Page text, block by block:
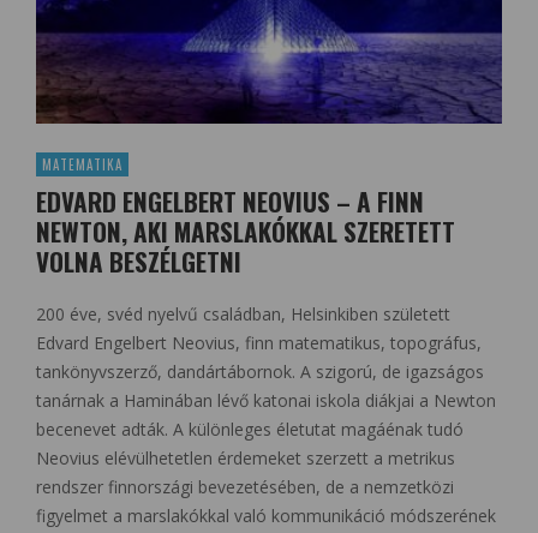
MATEMATIKA
EDVARD ENGELBERT NEOVIUS – A FINN
NEWTON, AKI MARSLAKÓKKAL SZERETETT
VOLNA BESZÉLGETNI
200 éve, svéd nyelvű családban, Helsinkiben született
Edvard Engelbert Neovius, finn matematikus, topográfus,
tankönyvszerző, dandártábornok. A szigorú, de igazságos
tanárnak a Haminában lévő katonai iskola diákjai a Newton
becenevet adták. A különleges életutat magáénak tudó
Neovius elévülhetetlen érdemeket szerzett a metrikus
rendszer finnországi bevezetésében, de a nemzetközi
figyelmet a marslakókkal való kommunikáció módszerének